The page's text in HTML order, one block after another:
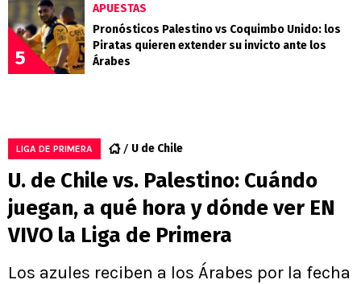
5
APUESTAS
Pronósticos Palestino vs Coquimbo Unido: los
Piratas quieren extender su invicto ante los
Árabes
LIGA DE PRIMERA U de Chile
U. de Chile vs. Palestino: Cuándo
juegan, a qué hora y dónde ver EN
VIVO la Liga de Primera
Los azules reciben a los Árabes por la fecha